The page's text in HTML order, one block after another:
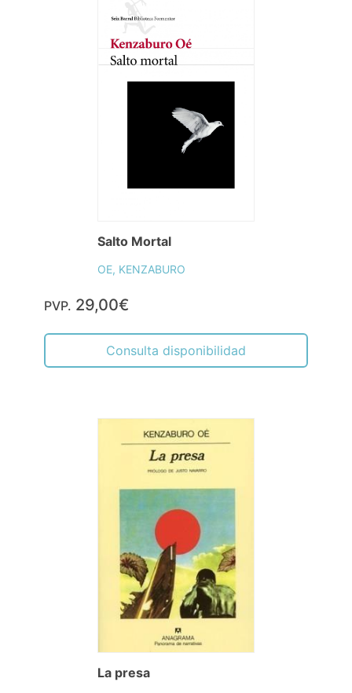
Salto Mortal
OE, KENZABURO
PVP. 29,00€
Consulta disponibilidad
La presa